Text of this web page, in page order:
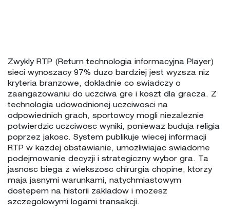
Zwykly RTP (Return technologia informacyjna Player)
sieci wynoszacy 97% duzo bardziej jest wyzsza niz
kryteria branzowe, dokladnie co swiadczy o
zaangazowaniu do uczciwa gre i koszt dla gracza. Z
technologia udowodnionej uczciwosci na
odpowiednich grach, sportowcy mogli niezaleznie
potwierdzic uczciwosc wyniki, poniewaz buduja religia
poprzez jakosc. System publikuje wiecej informacji
RTP w kazdej obstawianie, umozliwiajac swiadome
podejmowanie decyzji i strategiczny wybor gra. Ta
jasnosc biega z wiekszosc chirurgia chopine, ktorzy
maja jasnymi warunkami, natychmiastowym
dostepem na historii zakladow i mozesz
szczegolowymi logami transakcji.